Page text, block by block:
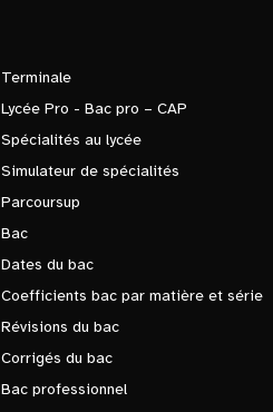
Terminale
Lycée Pro - Bac pro – CAP
Spécialités au lycée
Simulateur de spécialités
Parcoursup
Bac
Dates du bac
Coefficients bac par matière et série
Révisions du bac
Corrigés du bac
Bac professionnel